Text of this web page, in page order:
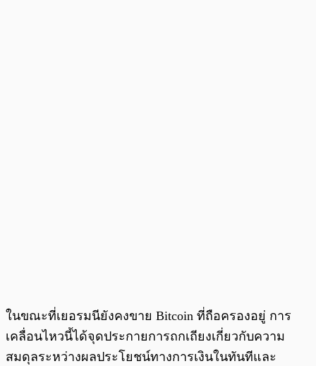
ในขณะที่เยอรมนียังคงขาย Bitcoin ที่ถือครองอยู่ การ
เคลื่อนไหวนี้ได้จุดประกายการถกเถียงเกี่ยวกับความ
สมดุลระหว่างผลประโยชน์ทางการเงินในทันทีและ